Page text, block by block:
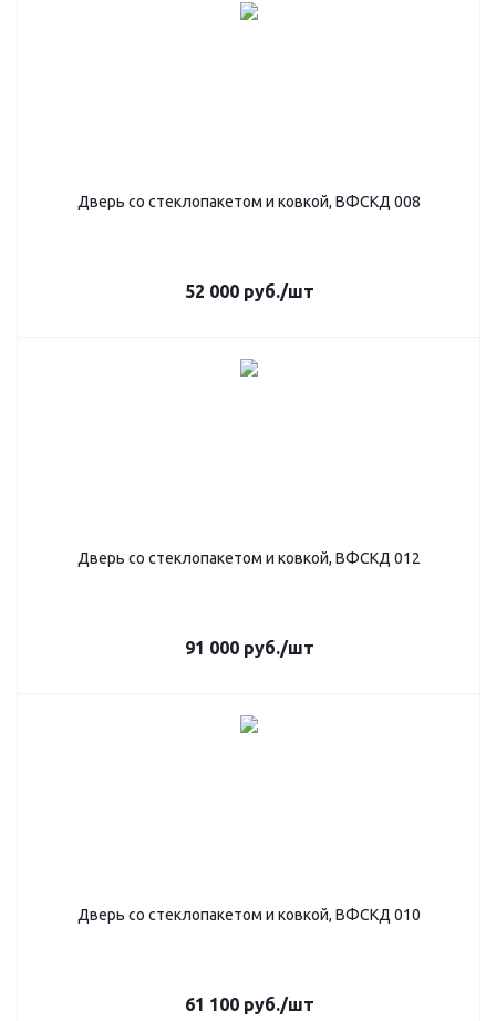
Дверь со стеклопакетом и ковкой, ВФСКД 008
52 000руб./шт
Дверь со стеклопакетом и ковкой, ВФСКД 012
91 000руб./шт
Дверь со стеклопакетом и ковкой, ВФСКД 010
61 100руб./шт